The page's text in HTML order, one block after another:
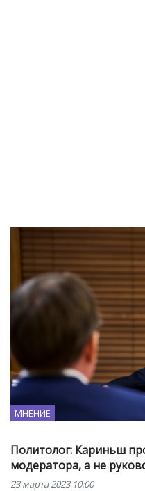
МНЕНИЕ
Политолог: Кариньш
модератора, а не
23 марта 2023 10:00